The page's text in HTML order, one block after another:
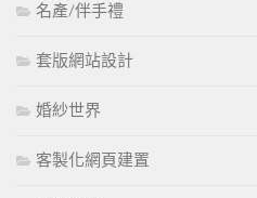
名產/伴手禮
套版網站設計
婚紗世界
客製化網頁建置